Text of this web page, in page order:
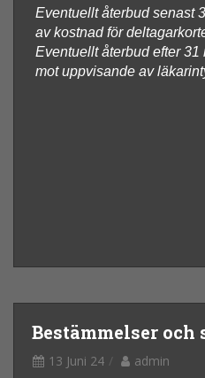
Eventuellt återbud senast
av kostnad för
Eventuellt återbud efter 31
mot uppvisande av
Bestämmelser och
13 Juni 24 admin